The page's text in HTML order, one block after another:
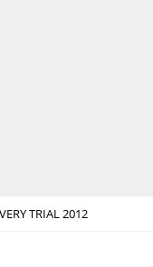
TRIAL 2012